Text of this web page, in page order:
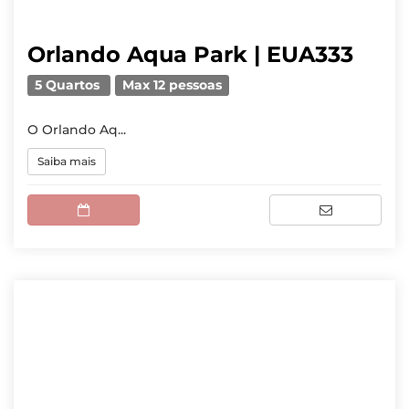
Orlando Aqua Park | EUA333
5 Quartos Max 12 pessoas
O Orlando Aq...
Saiba mais